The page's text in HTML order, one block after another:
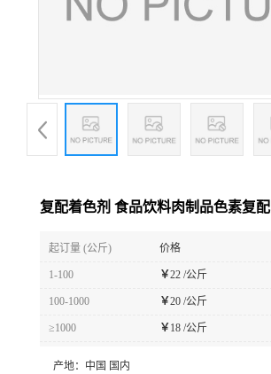
复配着色剂 食品饮料肉制品色素复配
起订量 (公斤) 价格
1-100 ￥22 /公斤
100-1000 ￥20 /公斤
≥1000 ￥ 18 /公斤
产地： 中国 国内